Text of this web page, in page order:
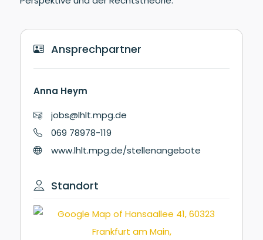
Ansprechpartner
Anna Heym
jobs@lhlt.mpg.de
069 78978-119
www.lhlt.mpg.de/stellenangebote
Standort